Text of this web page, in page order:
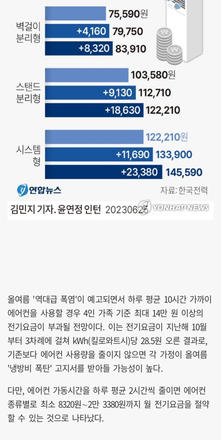
올여름 '역대급 폭염'이 예고되면서 하루 평균 10시간 가까이
에어컨을 사용할 경우 4인 가족 기준 최대 14만 원 이상의
전기요금이 부과될 전망이다. 이는 전기요금이 지난해 10월
부터 3차례에 걸쳐 kWh(킬로와트시)당 28.5원 오른 결과로,
기존보다 에어컨 사용량을 줄이지 않으면 각 가정이 올여름
'냉방비 폭탄' 고지서를 받아들 가능성이 높다.
다만, 에어컨 가동시간을 하루 평균 2시간씩 줄이면 에어컨
종류별로 최소 8320원∼2만 3380원까지 월 전기요금을 절약
할 수 있는 것으로 나타났다.